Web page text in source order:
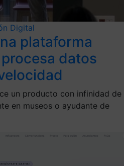
Digital
plataforma
datos
un producto con infinidad de
en museos o ayudante de